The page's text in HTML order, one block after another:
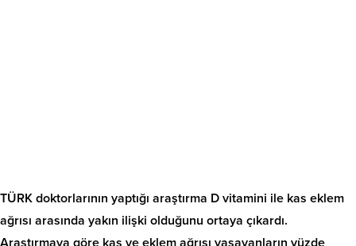
TÜRK doktorlarının yaptığı araştırma D vitamini ile kas eklem
ağrısı arasında yakın ilişki olduğunu ortaya çıkardı.
Araştırmaya göre kas ve eklem ağrısı yaşayanların yüzde